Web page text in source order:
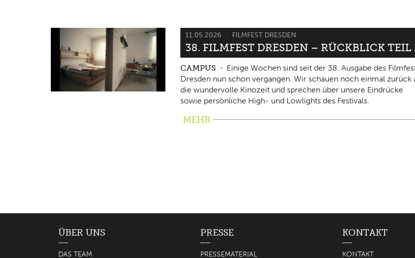
11.05.2026 FILMFEST DRESDEN
38. FILMFEST DRESDEN – RÜCKBLICK TEIL
CAMPUS
Einige Wochen sind seit der 38. Ausgabe des
Dresden nun schon vergangen. Wir schauen noch einmal zurück
die wundervolle Kinozeit und sprechen über unsere Eindrücke
sowie persönliche High- und Lowlights des Festivals.
MEHR
ÜBER UNS
DAS TEAM
PRESSE
PRESSEMATERIAL
KONTAKT
KONTAKT